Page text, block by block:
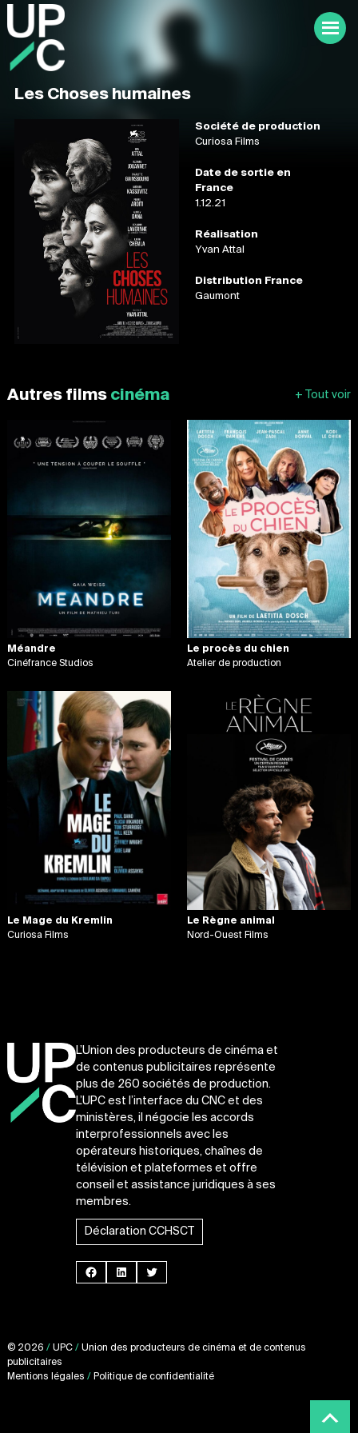
Les Choses humaines
Société de production
Curiosa Films
Date de sortie en
France
1.12.21
Réalisation
Yvan Attal
Distribution France
Gaumont
Autres films cinéma
Méandre
Cinéfrance Studios
Le procès du chien
Atelier de production
Le Mage du Kremlin
Curiosa Films
Le Règne animal
Nord-Ouest Films
L’Union des producteurs de cinéma et
de contenus publicitaires représente
plus de 260 sociétés de production.
L’UPC est l’interface du CNC et des
ministères, il négocie les accords
interprofessionnels avec les
opérateurs historiques, chaînes de
télévision et plateformes et offre
conseil et assistance juridiques à ses
membres.
Déclaration CCHSCT
Facebook
LinkedInTwitter
© 2026 / UPC / Union des producteurs de cinéma et de contenus
publicitaires
Mentions légales / Politique de confidentialité